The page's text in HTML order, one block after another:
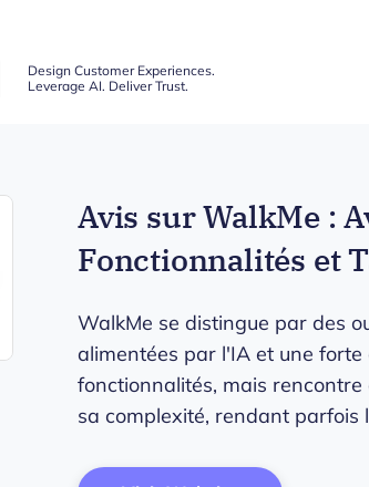
Design Customer Experiences.
Leverage AI. Deliver Trust.
Avis sur WalkMe :
Fonctionnalités et
WalkMe se distingue par des
alimentées par l'IA et une
fonctionnalités, mais
sa complexité, rendant